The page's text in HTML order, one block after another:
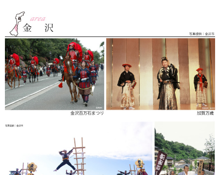
お祭り衣装・お祭り用品のご相談は金沢・森佐へお気軽にお問
い合わせください。
伝統行事、お祭りで地域に笑顔を！！